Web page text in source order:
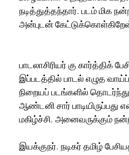
நடித்துத்தந்தார். படம் மிக
அன்புடன்
பாடலாசிரியர் கு கார்த்திக்
இப்படத்தில் பாடல் எழுத
நிறையப் படங்களில்
ஆண்டனி சார் பாடியிருப்பது
மகிழ்ச்சி, அனைவருக்கும்
இயக்குநர், நடிகர் தமிழ்